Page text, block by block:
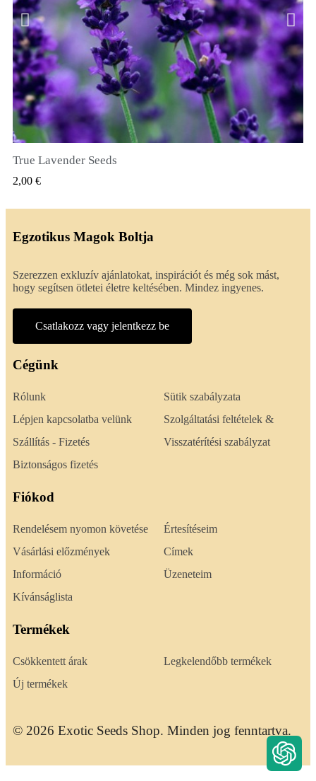
True Lavender Seeds
2,00 €
Egzotikus Magok Boltja
Szerezzen exkluzív ajánlatokat, inspirációt és még sok mást,
hogy segítsen ötletei életre keltésében. Mindez ingyenes.
Csatlakozz vagy jelentkezz be
Cégünk
Rólunk
Lépjen kapcsolatba velünk
Szállítás - Fizetés
Biztonságos fizetés
Sütik szabályzata
Szolgáltatási feltételek &
Visszatérítési szabályzat
Fiókod
Rendelésem nyomon követése
Vásárlási előzmények
Információ
Kívánságlista
Értesítéseim
Címek
Üzeneteim
Termékek
Csökkentett árak
Új termékek
Legkelendőbb termékek
© 2026 Exotic Seeds Shop. Minden jog fenntartva.